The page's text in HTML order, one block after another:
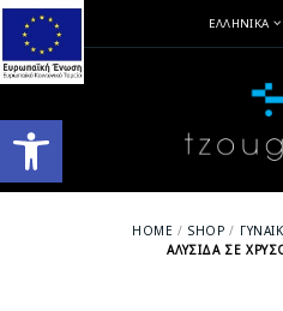
Ανοίξτε τη γραμμή εργαλείων
ΕΛΛΗΝΙΚΆ
HOME SHOP
ΑΛΥΣΊΔΑ ΣΕ